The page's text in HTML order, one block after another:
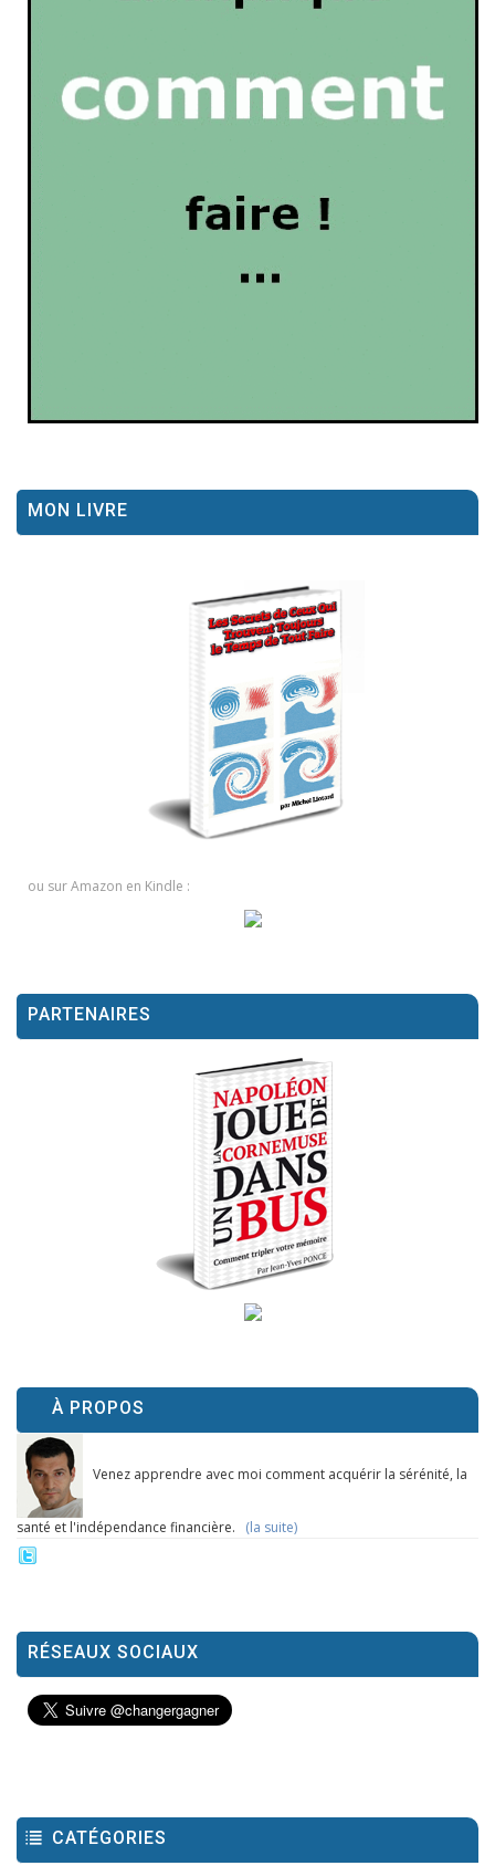
MON LIVRE
ou sur Amazon en Kindle :
PARTENAIRES
À PROPOS
Venez apprendre avec moi comment acquérir la sérénité, la
santé et l'indépendance financière. (la suite)
RÉSEAUX SOCIAUX
CATÉGORIES